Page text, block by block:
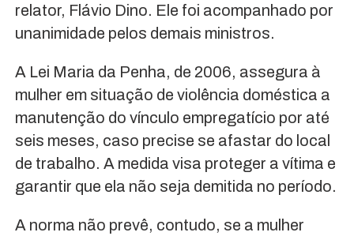
relator, Flávio Dino. Ele foi acompanhado por
unanimidade pelos demais ministros.
A Lei Maria da Penha, de 2006, assegura à
mulher em situação de violência doméstica a
manutenção do vínculo empregatício por até
seis meses, caso precise se afastar do local
de trabalho. A medida visa proteger a vítima e
garantir que ela não seja demitida no período.
A norma não prevê, contudo, se a mulher